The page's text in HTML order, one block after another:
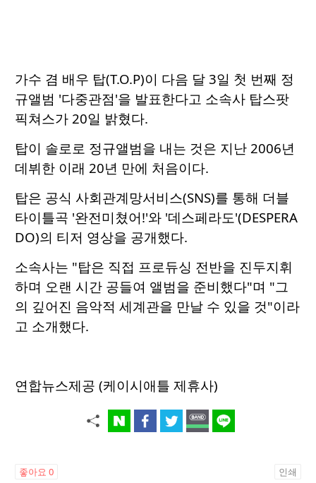
가수 겸 배우 탑(T.O.P)이 다음 달 3일 첫 번째 정
규앨범 '다중관점'을 발표한다고 소속사 탑스팟
픽쳐스가 20일 밝혔다.
탑이 솔로로 정규앨범을 내는 것은 지난 2006년
데뷔한 이래 20년 만에 처음이다.
탑은 공식 사회관계망서비스(SNS)를 통해 더블
타이틀곡 '완전미쳤어!'와 '데스페라도'(DESPERA
DO)의 티저 영상을 공개했다.
소속사는 "탑은 직접 프로듀싱 전반을 진두지휘
하며 오랜 시간 공들여 앨범을 준비했다"며 "그
의 깊어진 음악적 세계관을 만날 수 있을 것"이라
고 소개했다.
연합뉴스제공 (케이시애틀 제휴사)
좋아요 0 인쇄